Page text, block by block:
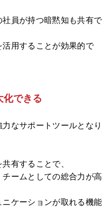
員が持つ暗黙知も共有で
用することが効果的で
できる
なサポートツールとなり
有することで、
ームとしての総合力が高
ケーションが取れる機能